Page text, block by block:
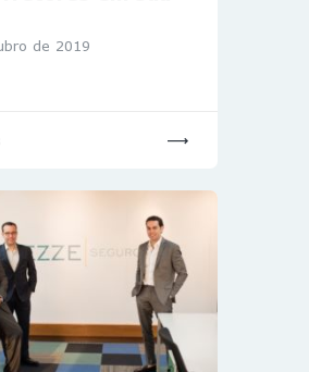
de 2019